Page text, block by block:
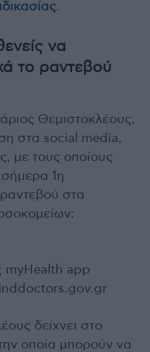
.
να
το ραντεβού
Θεμιστοκλέους,
στα social media,
με τους οποίους
1η
στα
myHealth app
δείχνει στο
οποία μπορούν να